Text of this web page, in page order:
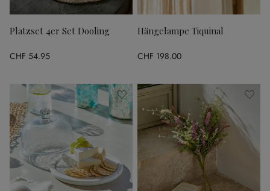
Platzset 4er Set Dooling
CHF 54.95
Hängelampe Tiquinal
CHF 198.00